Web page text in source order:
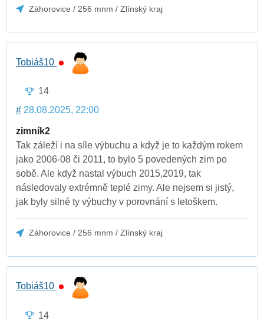
Záhorovice / 256 mnm / Zlínský kraj
Tobiáš10
14
# 28.08.2025, 22:00
zimník2
Tak záleží i na síle výbuchu a když je to každým rokem
jako 2006-08 či 2011, to bylo 5 povedených zim po
sobě. Ale když nastal výbuch 2015,2019, tak
následovaly extrémně teplé zimy. Ale nejsem si jistý,
jak byly silné ty výbuchy v porovnání s letoškem.
Záhorovice / 256 mnm / Zlínský kraj
Tobiáš10
14